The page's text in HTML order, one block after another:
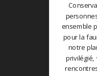
ensemble
pour la
notre
privilégié,